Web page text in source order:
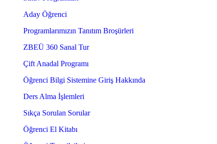
Aday Öğrenci
Programlarımızın Tanıtım Broşürleri
ZBEÜ 360 Sanal Tur
Çift Anadal Programı
Öğrenci Bilgi Sistemine Giriş Hakkında
Ders Alma İşlemleri
Sıkça Sorulan Sorular
Öğrenci El Kitabı